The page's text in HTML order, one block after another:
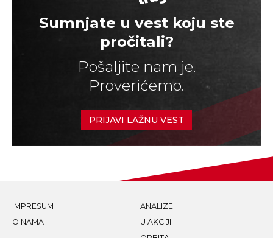
Sumnjate u vest koju ste
pročitali?
Pošaljite nam je.
Proverićemo.
PRIJAVI LAŽNU VEST
IMPRESUM
O NAMA
ANALIZE
U AKCIJI